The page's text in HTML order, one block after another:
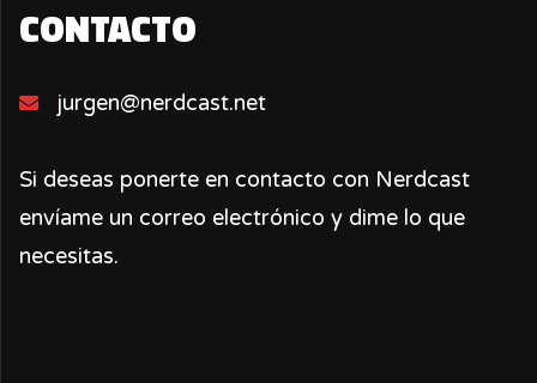
CONTACTO
jurgen@nerdcast.net
Si deseas ponerte en contacto con Nerdcast
envíame un correo electrónico y dime lo que
necesitas.